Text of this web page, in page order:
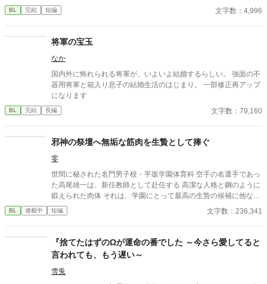
BL 完結 短編 文字数：4,996
将軍の宝玉
なか
国内外に怖れられる将軍が、いよいよ結婚するらしい。 強面の不
器用将軍と箱入り息子の結婚生活のはじまり。 一部修正再アップ
になります
BL 完結 長編 文字数：79,160
邪神の祭壇へ無垢な筋肉を生贄として捧ぐ
零
世間に秘された名門男子校・平坂学園体育科 空手の名選手であっ
た高尾雄一は、新任教師として赴任する 高潔な人格と鋼のように
鍛えられた肉体 それは、学園にとって最高の生贄の候補に他なら
なかった 至高の筋肉を持つ、精神を削られ意志をなくした青年を
太古の神に捧げるため、“水”、“風”、“土”の信奉者達が暗躍する 意
校で繰り広げられるダークファンタジー
BL 連載中 短編 文字数：236,341
『捨てたはずのΩが運命の番でした ～今さら愛してると
言われても、もう遅い～
雪兎